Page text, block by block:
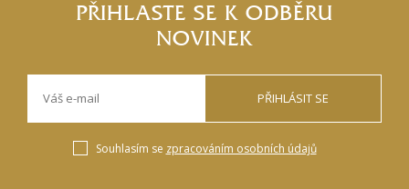
PŘIHLASTE SE K ODBĚRU
NOVINEK
PŘIHLÁSIT SE
Souhlasím se zpracováním osobních údajů